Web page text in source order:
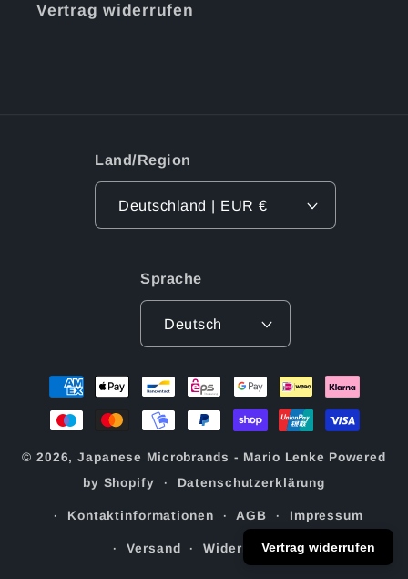
Vertrag widerrufen
Land/Region
Deutschland | EUR €
Sprache
Deutsch
Zahlungsmethoden
© 2026,Japanese Microbrands - Mario Lenke Powered
by Shopify
Datenschutzerklärung
Kontaktinformationen AGB Impressum
Versand WiderrufsrechtVertrag widerrufen